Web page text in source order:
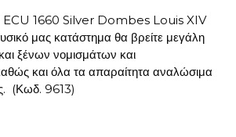
ECU 1660 Silver Dombes Louis XIV
μας κατάστημα θα βρείτε μεγάλη
ξένων νομισμάτων και
και όλα τα απαραίτητα αναλώσιμα
(Κωδ. 9613)